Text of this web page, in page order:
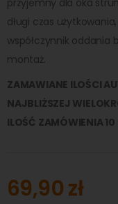
długi czas
współczynnik oddania
montaż.
ZAMAWIANE ILOŚCI
NAJBLIŻSZEJ
ILOŚĆ ZAMÓWIENIA 10
69,90 zł